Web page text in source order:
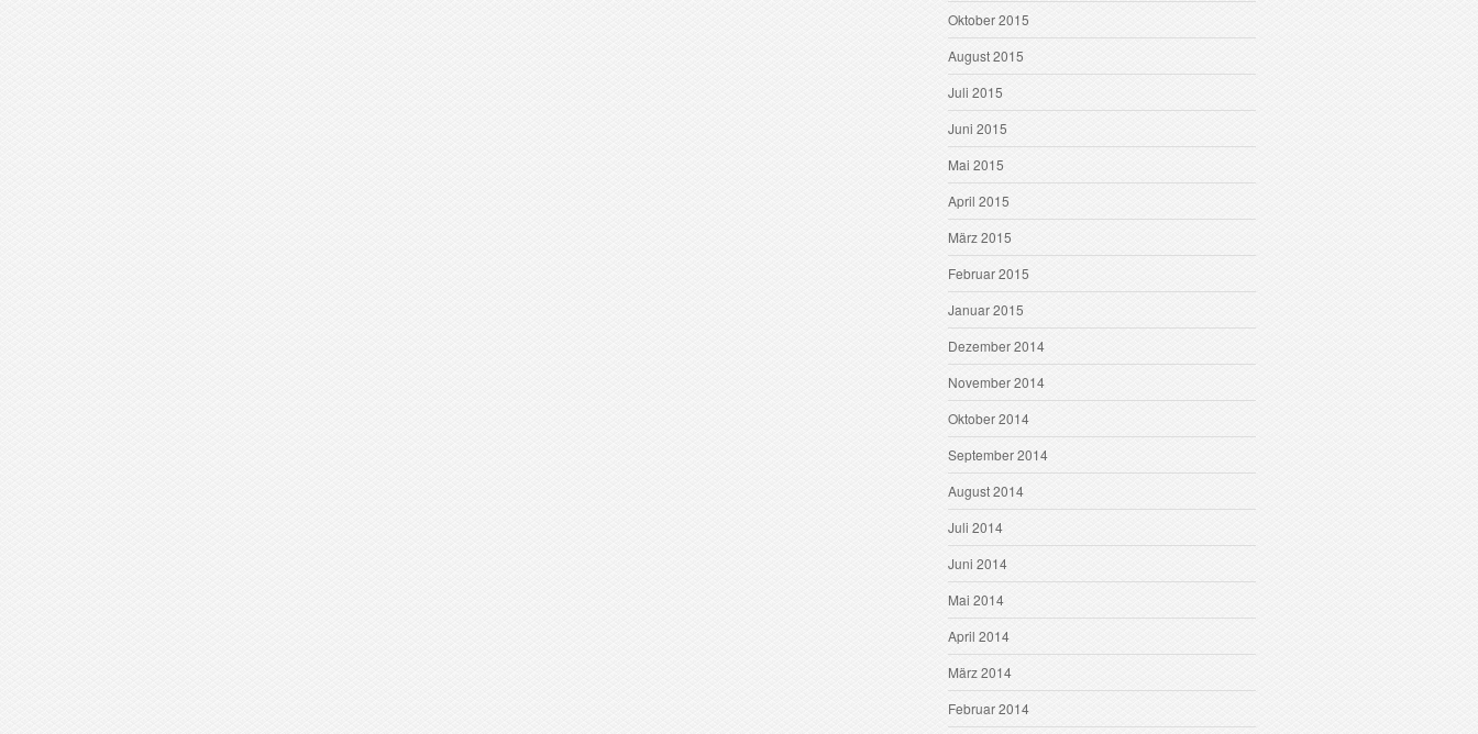
Oktober 2015
August 2015
Juli 2015
Juni 2015
Mai 2015
April 2015
März 2015
Februar 2015
Januar 2015
Dezember 2014
November 2014
Oktober 2014
September 2014
August 2014
Juli 2014
Juni 2014
Mai 2014
April 2014
März 2014
Februar 2014